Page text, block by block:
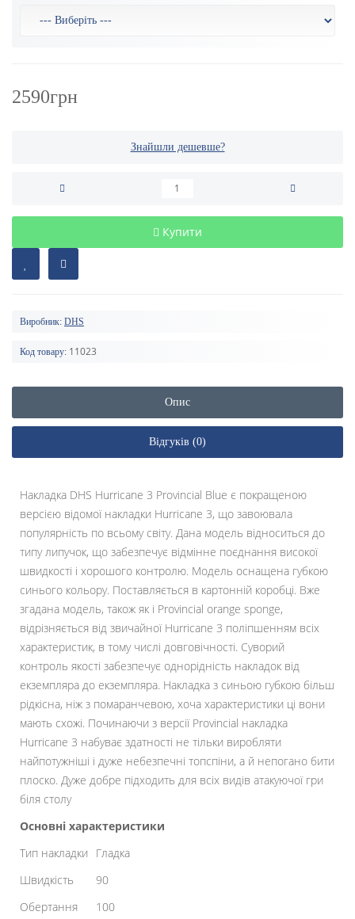
2590грн
Знайшли дешевше?
Купити
Виробник: DHS
Код товару: 11023
Опис
Відгуків (0)
Накладка DHS Hurricane 3 Provincial Blue є покращеною
версією відомої накладки Hurricane 3, що завоювала
популярність по всьому світу. Дана модель відноситься до
типу липучок, що забезпечує відмінне поєднання високої
швидкості і хорошого контролю. Модель оснащена губкою
синього кольору. Поставляється в картонній коробці. Вже
згадана модель, також як і Provincial orange sponge,
відрізняється від звичайної Hurricane 3 поліпшенням всіх
характеристик, в тому числі довговічності. Суворий
контроль якості забезпечує однорідність накладок від
екземпляра до екземпляра. Накладка з синьою губкою більш
рідкісна, ніж з помаранчевою, хоча характеристики ці вони
мають схожі. Починаючи з версії Provincial накладка
Hurricane 3 набуває здатності не тільки виробляти
найпотужніші і дуже небезпечні топспіни, а й непогано бити
плоско. Дуже добре підходить для всіх видів атакуючої гри
біля столу
Основні характеристики
Тип накладки Гладка
Швидкість
90
Обертання
100